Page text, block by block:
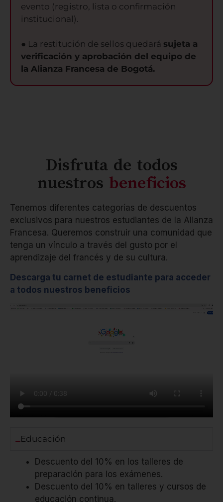
evento (registro, lista o confirmación
institucional).
● La restitución de sellos quedará sujeta a
verificación y aprobación del equipo de
la Alianza Francesa de Bogotá.
Disfruta de todos
nuestros beneficios
Tenemos diferentes categorías de descuentos
exclusivos para nuestros estudiantes de la Alianza
Francesa. Queremos construir una comunidad que
tenga un vínculo a través del gusto por el
aprendizaje del francés y de su cultura.
Descarga tu carnet de estudiante para acceder
a todos nuestros beneficios
Educación
Descuento del 10% en los talleres de
preparación para los exámenes.
Descuento del 10% en talleres y cursos de
educación continua.